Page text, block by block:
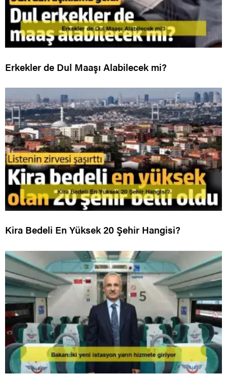
Erkekler de Dul Maaşı Alabilecek mi?
Kira Bedeli En Yüksek 20 Şehir Hangisi?